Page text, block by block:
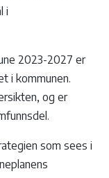
i
2023-2027 er
i kommunen.
og er
som sees i